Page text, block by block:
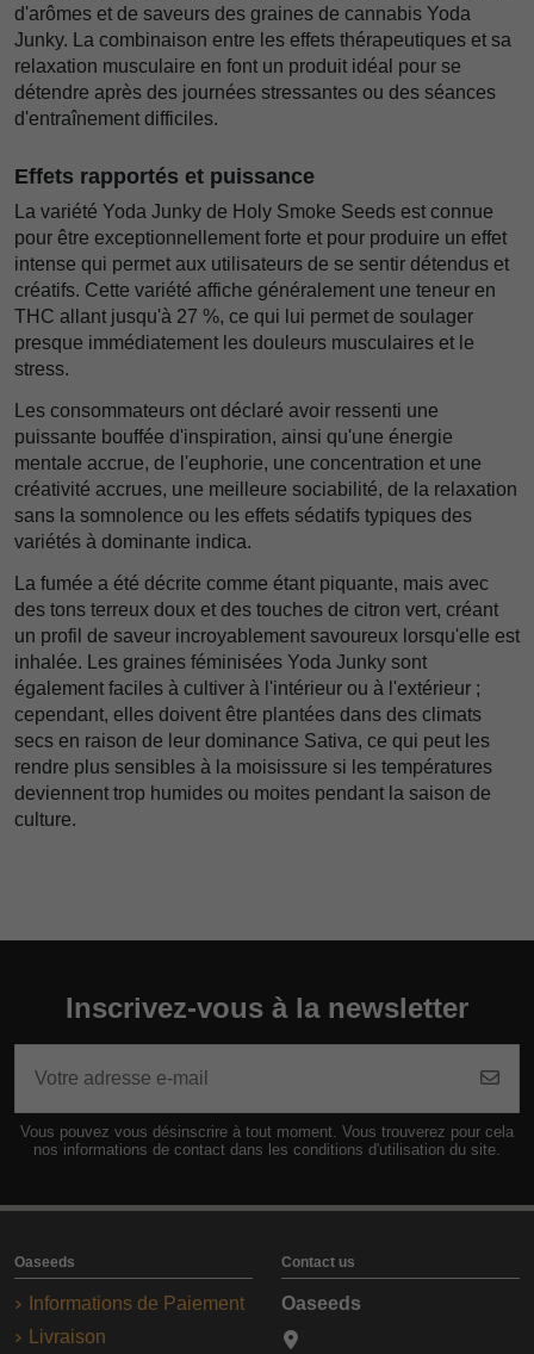
d'arômes et de saveurs des graines de cannabis Yoda
Junky. La combinaison entre les effets thérapeutiques et sa
relaxation musculaire en font un produit idéal pour se
détendre après des journées stressantes ou des séances
d'entraînement difficiles.
Effets rapportés et puissance
La variété Yoda Junky de Holy Smoke Seeds est connue
pour être exceptionnellement forte et pour produire un effet
intense qui permet aux utilisateurs de se sentir détendus et
créatifs. Cette variété affiche généralement une teneur en
THC allant jusqu'à 27 %, ce qui lui permet de soulager
presque immédiatement les douleurs musculaires et le
stress.
Les consommateurs ont déclaré avoir ressenti une
puissante bouffée d'inspiration, ainsi qu'une énergie
mentale accrue, de l'euphorie, une concentration et une
créativité accrues, une meilleure sociabilité, de la relaxation
sans la somnolence ou les effets sédatifs typiques des
variétés à dominante indica.
La fumée a été décrite comme étant piquante, mais avec
des tons terreux doux et des touches de citron vert, créant
un profil de saveur incroyablement savoureux lorsqu'elle est
inhalée. Les graines féminisées Yoda Junky sont
également faciles à cultiver à l'intérieur ou à l'extérieur ;
cependant, elles doivent être plantées dans des climats
secs en raison de leur dominance Sativa, ce qui peut les
rendre plus sensibles à la moisissure si les températures
deviennent trop humides ou moites pendant la saison de
culture.
Inscrivez-vous à la newsletter
Vous pouvez vous désinscrire à tout moment. Vous trouverez pour cela
nos informations de contact dans les conditions d'utilisation du site.
Oaseeds
Informations de Paiement
Livraison
Contact us
Oaseeds